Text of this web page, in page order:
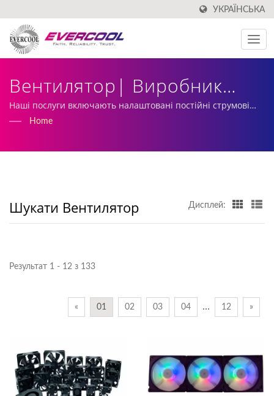
УКРАЇНСЬКА
Вентилятор| Виробник
Алюмінієвих
| EVERCOOL
Наші послуги включають налаштовані постійні струмові
вентилятори, виробництво та виготовлення радіаторів.
Home
Шукати Вентилятор Дисплей:
Результат 1 - 12 з 133
« 01 02 03 04 … 12 »